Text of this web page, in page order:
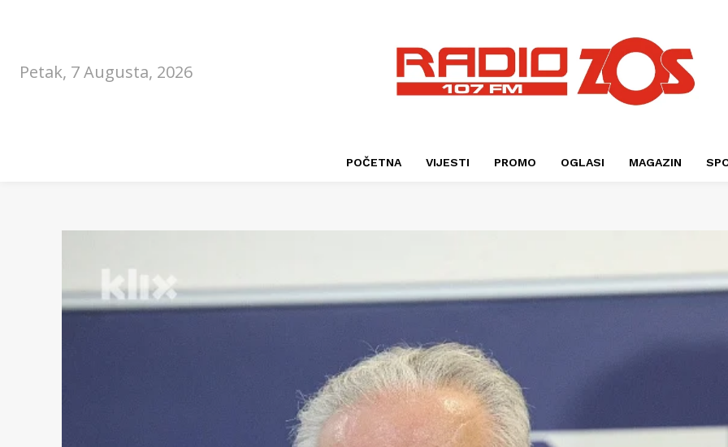
Petak, 7 Augusta, 2026
POČETNA VIJESTI PROMO OGLASI MAGAZIN